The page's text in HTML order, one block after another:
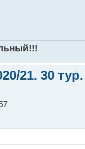
21. 30